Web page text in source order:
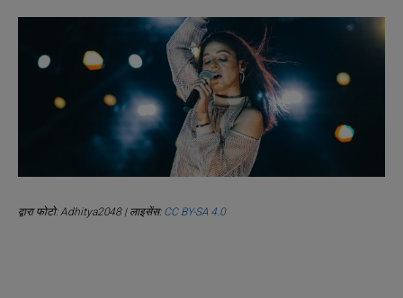
द्वारा फोटो: Adhitya2048 | लाइसेंस:CC BY-SA 4.0